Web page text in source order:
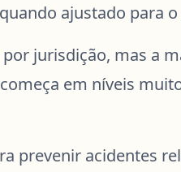
ajustado para
jurisdição, mas a
em níveis
prevenir acidentes